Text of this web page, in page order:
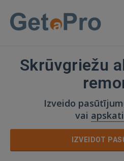
Skrūvgriežu
Izveido
vai
IZVEIDOT